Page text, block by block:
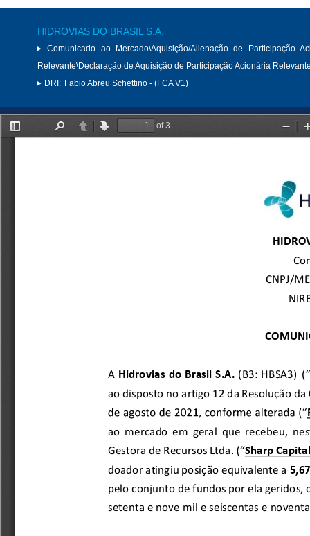
HIDROVIAS DO BRASIL S.A.
Comunicado ao Mercado\Aquisição/Alienação de Participação
Relevante\Declaração de Aquisição de Participação Acionária
DRI: Fabio Abreu Schettino - (FCA V1)